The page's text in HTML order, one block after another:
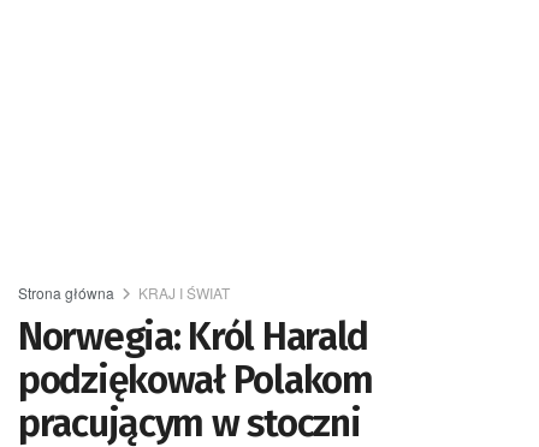
Strona główna KRAJ I ŚWIAT
Norwegia: Król Harald
podziękował Polakom
pracującym w stoczni